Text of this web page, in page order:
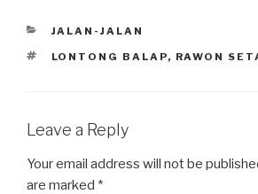
CATEGORIES
JALAN-JALAN
TAGS
LONTONG BALAP, RAWON
Leave a Reply
Your email address will not be
are marked *